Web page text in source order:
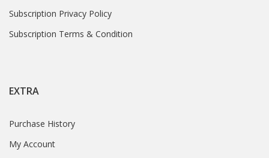
Subscription Privacy Policy
Subscription Terms & Condition
EXTRA
Purchase History
My Account